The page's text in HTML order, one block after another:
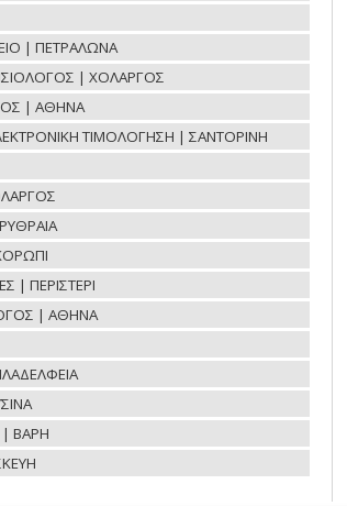
| ΠΕΤΡΑΛΩΝΑ
| ΧΟΛΑΡΓΟΣ
| ΑΘΗΝΑ
ΤΙΜΟΛΟΓΗΣΗ | ΣΑΝΤΟΡΙΝΗ
| ΠΕΡΙΣΤΕΡΙ
| ΑΘΗΝΑ
| ΒΑΡΗ